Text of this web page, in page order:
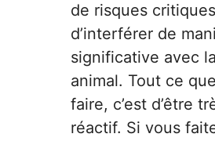
de risques
d’interférer de
significative avec
animal. Tout ce
faire, c’est d’être
réactif. Si vous